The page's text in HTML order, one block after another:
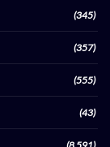
(345)
(357)
(555)
(43)